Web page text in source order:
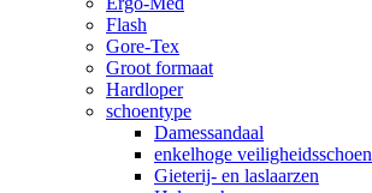
Flash
Gore-Tex
Groot formaat
Hardloper
schoentype
Damessandaal
enkelhoge veiligheidsschoen
Gieterij- en laslaarzen